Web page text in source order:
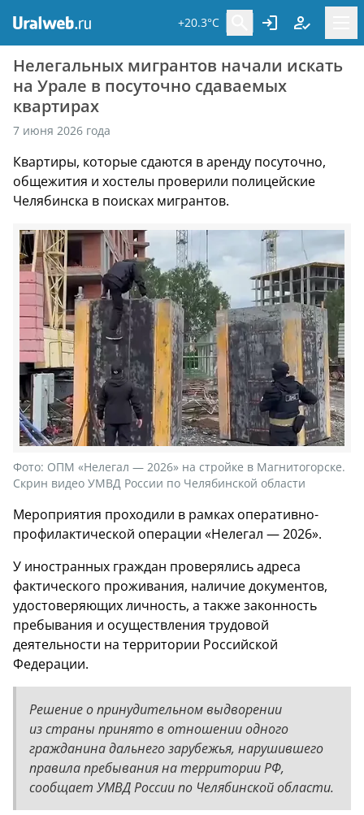
+20.3°C
Нелегальных мигрантов начали искать
на Урале в посуточно сдаваемых
квартирах
7 июня 2026 года
Квартиры, которые сдаются в аренду посуточно,
общежития и хостелы проверили полицейские
Челябинска в поисках мигрантов.
Фото: ОПМ «Нелегал — 2026» на стройке в Магнитогорске.
Скрин видео УМВД России по Челябинской области
Мероприятия проходили в рамках оперативно-
профилактической операции «Нелегал — 2026».
У иностранных граждан проверялись адреса
фактического проживания, наличие документов,
удостоверяющих личность, а также законность
пребывания и осуществления трудовой
деятельности на территории Российской
Федерации.
Решение о принудительном выдворении
из страны принято в отношении одного
гражданина дальнего зарубежья, нарушившего
правила пребывания на территории РФ,
сообщает УМВД России по Челябинской области.